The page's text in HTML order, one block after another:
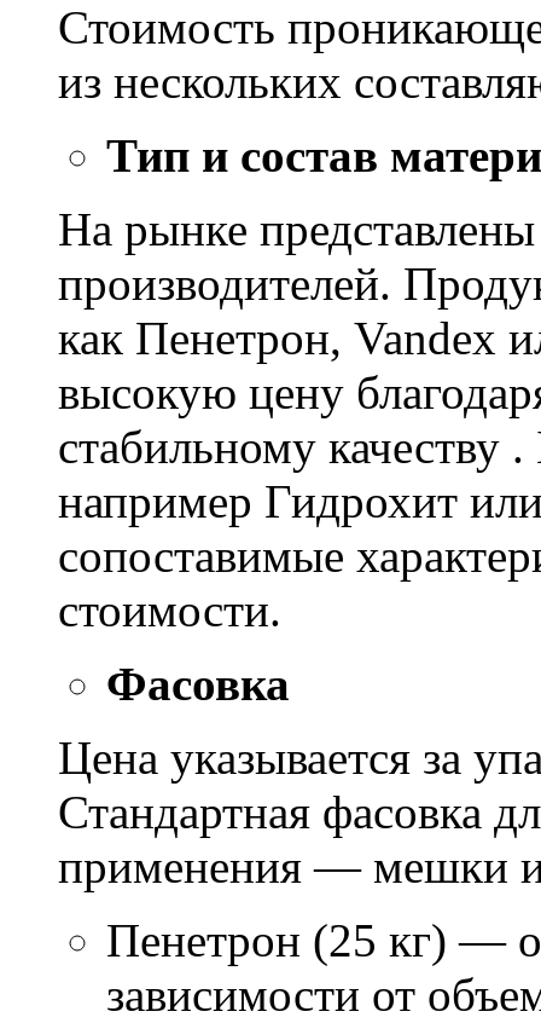
Стоимость
из нескольких
Тип и состав
На рынке
производителей.
как Пенетрон, Vandex
высокую цену
стабильному качеству
например Гидрохит
сопоставимые
стоимости.
Фасовка
Цена указывается за
Стандартная фасовка
применения — мешки
Пенетрон (25 кг) —
зависимости от